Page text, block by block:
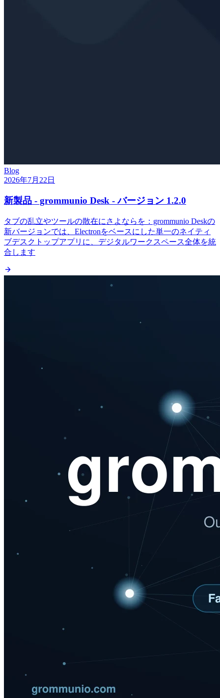
Blog
2026年7月22日
新製品 - grommunio Desk - バージョン 1.2.0
タブの乱立やツールの散在にさよならを：grommunio Deskの
新バージョンでは、Electronをベースにした単一のネイティ
ブデスクトップアプリに、デジタルワークスペース全体を統
合します